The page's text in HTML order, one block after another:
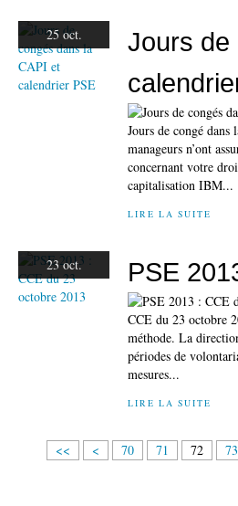
25 oct.
Jours de
Jours de congé
manageurs n’ont
concernant votre
capitalisation IBM...
LIRE LA SUITE
23 oct. PSE
CCE du 23 octobre
méthode. La
périodes de
mesures...
LIRE LA SUITE
<< <
1
2
3
4
5
6
70 71 72 73